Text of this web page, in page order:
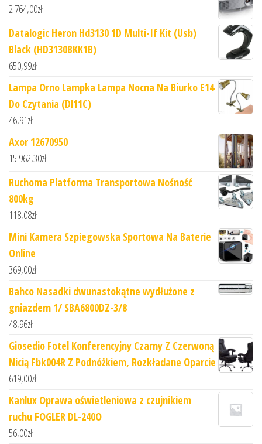
2 764,00zł
Datalogic Heron Hd3130 1D Multi-If Kit (Usb)
Black (HD3130BKK1B)
650,99zł
Lampa Orno Lampka Lampa Nocna Na Biurko E14
Do Czytania (Dl11C)
46,91zł
Axor 12670950
15 962,30zł
Ruchoma Platforma Transportowa Nośność
800kg
118,08zł
Mini Kamera Szpiegowska Sportowa Na Baterie
Online
369,00zł
Bahco Nasadki dwunastokątne wydłużone z
gniazdem 1/ SBA6800DZ-3/8
48,96zł
Giosedio Fotel Konferencyjny Czarny Z Czerwoną
Nicią Fbk004R Z Podnóżkiem, Rozkładane Oparcie
619,00zł
Kanlux Oprawa oświetleniowa z czujnikiem
ruchu FOGLER DL-240O
56,00zł